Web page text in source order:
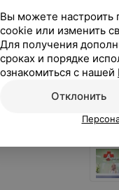
доброжелательное отношение.
21
Вы можете настроить
cookie или изменить
Для получения
сроках и порядке
ознакомиться с нашей
Отклонить